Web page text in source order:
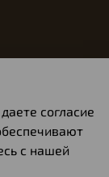
согласие
с нашей